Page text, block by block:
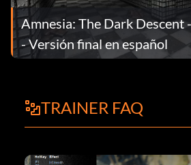
Amnesia: The Dark Descent
- Versión final en español
TRAINER FAQ